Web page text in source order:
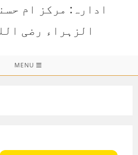
ادارہ: مرکز ام
الزہراء رضی
MENU